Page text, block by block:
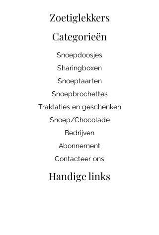
Zoetiglekkers
Categorieën
Snoepdoosjes
Sharingboxen
Snoeptaarten
Snoepbrochettes
Traktaties en geschenken
Snoep/Chocolade
Bedrijven
Abonnement
Contacteer ons
Handige links